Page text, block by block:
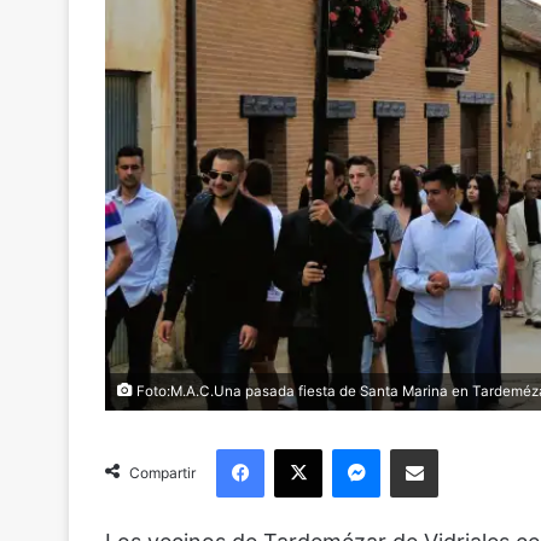
Foto:M.A.C.Una pasada fiesta de Santa Marina en
Compartir
Facebook
X Messenger
Compartir via Email